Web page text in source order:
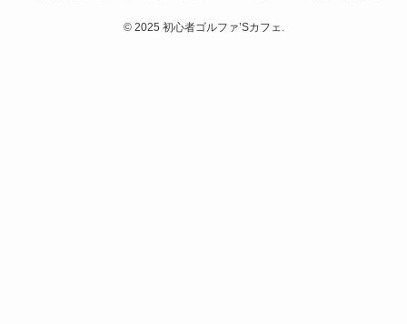
©2025 初心者ゴルファ’Sカフェ.